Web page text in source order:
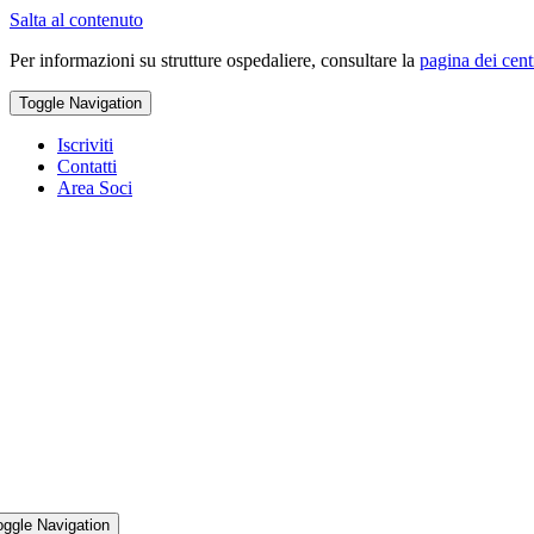
Salta al contenuto
Per informazioni su strutture ospedaliere, consultare la pagina dei
Toggle Navigation
Iscriviti
Contatti
Area Soci
Navigation